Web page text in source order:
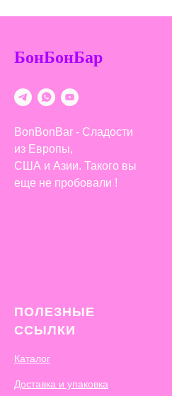
БонБонБар
BonBonBar - Сладости
из Европы,
США и Азии. Такого вы
еще не пробовали !
ПОЛЕЗНЫЕ
ССЫЛКИ
Каталог
Доставка и упаковка